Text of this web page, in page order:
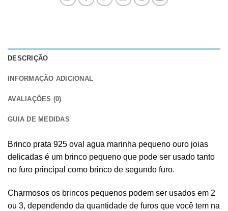
DESCRIÇÃO
INFORMAÇÃO ADICIONAL
AVALIAÇÕES (0)
GUIA DE MEDIDAS
Brinco prata 925 oval agua marinha pequeno ouro joias
delicadas é um brinco pequeno que pode ser usado tanto
no furo principal como brinco de segundo furo.
Charmosos os brincos pequenos podem ser usados em 2
ou 3, dependendo da quantidade de furos que você tem na